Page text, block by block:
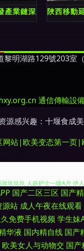
產業鏈深度解析陜西移動
明湖路129號203室（
通信傳輸設
源感兴趣：十堰食成
网站|欧美变态第一
精品日韩精品 免费色网 深
玖玖玖 人妖护士一级A片
情 成人免费电影网址 国产精
国产二区三区 国产
源站 成人午夜在线观看
免费手机视频 学生妹
华液 国内精自线 国产
欧美女人与动物交 国产